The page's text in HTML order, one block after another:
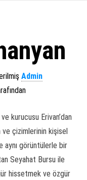
Admin
kurucusu Erivan’dan
ve çizimlerinin kişisel
aynı görüntülerle bir
Seyahat Bursu ile
hissetmek ve özgür